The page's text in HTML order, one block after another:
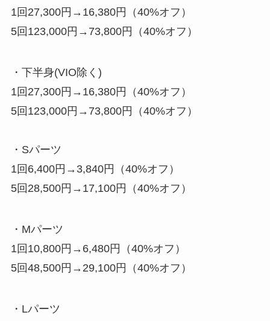
1回27,300円→16,380円（40%オフ）
5回123,000円→73,800円（40%オフ）
・下半身(VIO除く)
1回27,300円→16,380円（40%オフ）
5回123,000円→73,800円（40%オフ）
・Sパーツ
1回6,400円→3,840円（40%オフ）
5回28,500円→17,100円（40%オフ）
・Mパーツ
1回10,800円→6,480円（40%オフ）
5回48,500円→29,100円（40%オフ）
・Lパーツ